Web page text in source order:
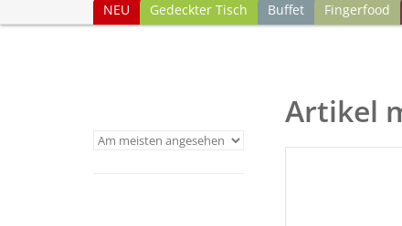
NEU Gedeckter Tisch Buffet Fingerfood
Artikel